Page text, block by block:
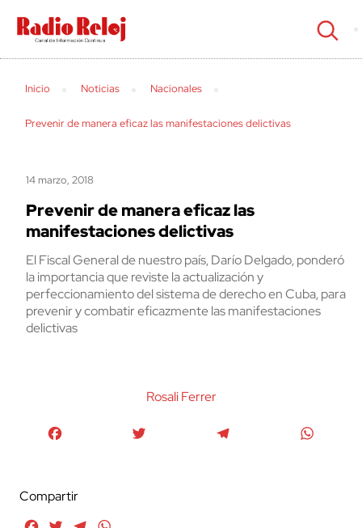
cerrar
Inicio Noticias Nacionales
Prevenir de manera eficaz las manifestaciones delictivas
14 marzo, 2018
Prevenir de manera eficaz las
manifestaciones delictivas
El Fiscal General de nuestro país, Darío Delgado, ponderó
la importancia que reviste la actualización y
perfeccionamiento del sistema de derecho en Cuba, para
prevenir y combatir eficazmente las manifestaciones
delictivas
Rosali Ferrer
Compartir